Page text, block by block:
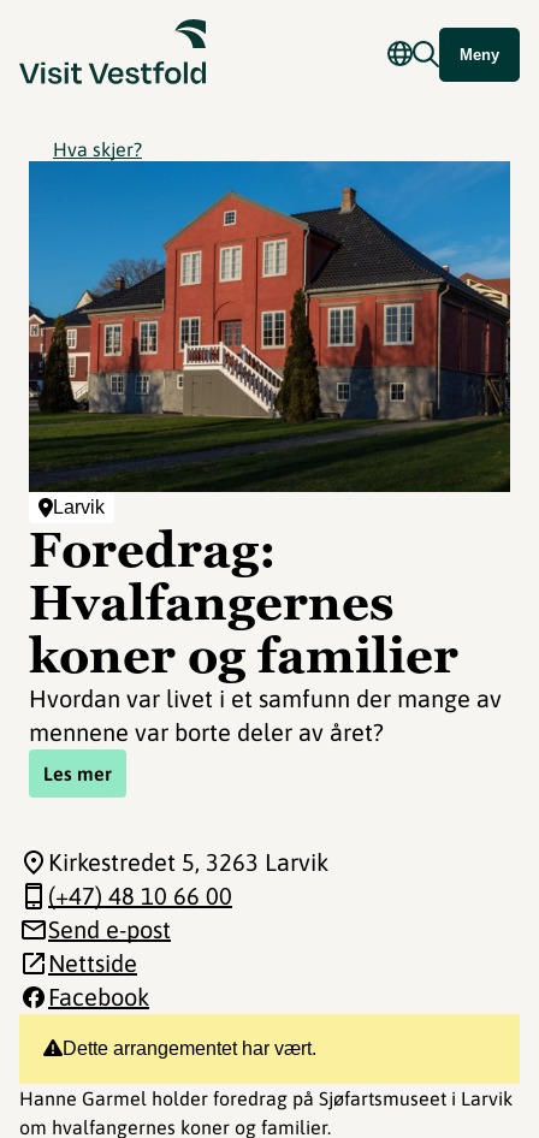
Meny
Hva skjer?
Larvik
Foredrag:
Hvalfangernes
koner og familier
Hvordan var livet i et samfunn der mange av
mennene var borte deler av året?
Les mer
Dette arrangementet har vært.
Hanne Garmel holder foredrag på Sjøfartsmuseet i Larvik
om hvalfangernes koner og familier.
Kirkestredet 5, 3263 Larvik
(+47) 48 10 66 00
Send e-post
Nettside
Facebook